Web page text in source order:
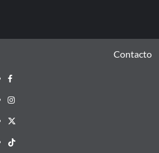
Contacto